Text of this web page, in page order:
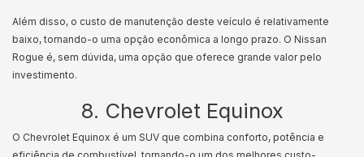
Além disso, o custo de manutenção deste veículo é relativamente
baixo, tornando-o uma opção econômica a longo prazo. O Nissan
Rogue é, sem dúvida, uma opção que oferece grande valor pelo
investimento.
8. Chevrolet Equinox
O Chevrolet Equinox é um SUV que combina conforto, potência e